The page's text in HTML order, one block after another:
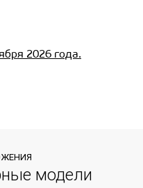
2026 года.
модели